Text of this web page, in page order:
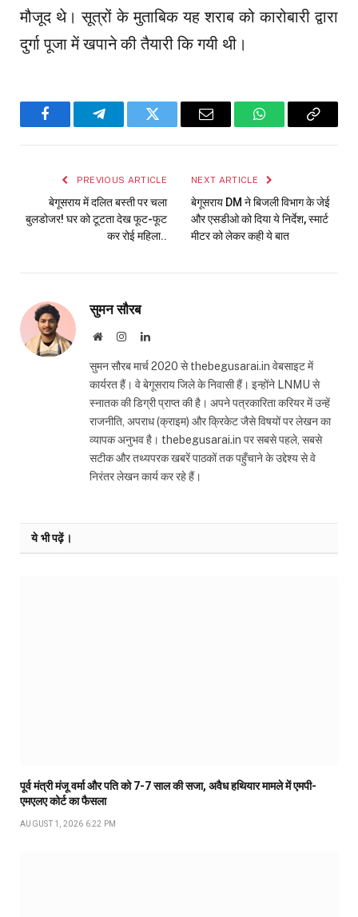
मौजूद थे। सूत्रों के मुताबिक यह शराब को कारोबारी द्वारा
दुर्गा पूजा में खपाने की तैयारी कि गयी थी।
FacebookTelegramTwitter Email WhatsAppCopy
PREVIOUS ARTICLE
बेगूसराय में दलित बस्ती पर चला
बुलडोजर! घर को टूटता देख फूट-फूट
कर रोई महिला..
NEXT ARTICLE
बेगूसराय DM ने बिजली विभाग के जेई
और एसडीओ को दिया ये निर्देश, स्मार्ट
मीटर को लेकर कही ये बात
सुमन सौरब
WebsiteInstagramLinkedIn
सुमन सौरब मार्च 2020 से thebegusarai.in वेबसाइट में
कार्यरत हैं। वे बेगूसराय जिले के निवासी हैं। इन्होंने LNMU से
स्नातक की डिग्री प्राप्त की है। अपने पत्रकारिता करियर में उन्हें
राजनीति, अपराध (क्राइम) और क्रिकेट जैसे विषयों पर लेखन का
व्यापक अनुभव है। thebegusarai.in पर सबसे पहले, सबसे
सटीक और तथ्यपरक खबरें पाठकों तक पहुँचाने के उद्देश्य से वे
निरंतर लेखन कार्य कर रहे हैं।
ये भी पढ़ें।
पूर्व मंत्री मंजू वर्मा और पति को 7-7 साल की सजा, अवैध हथियार मामले में एमपी-
एमएलए कोर्ट का फैसला
AUGUST 1, 2026 6:22 PM